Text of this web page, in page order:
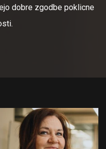
dobre zgodbe poklicne